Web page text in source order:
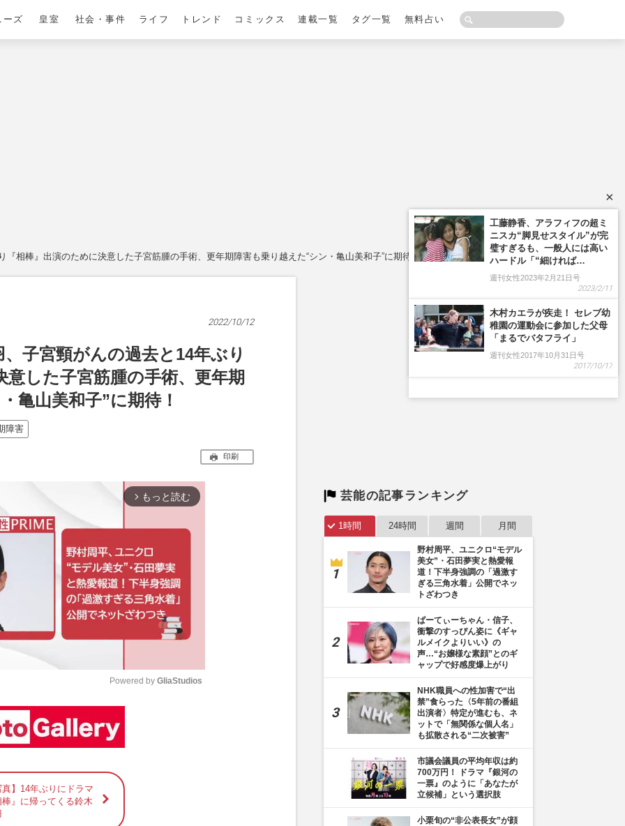
ーズ 皇室 社会・事件 ライフ トレンド コミックス 連載一覧 タグ一覧 無料占い
相棒』出演のために決意した子宮筋腫の手術、更年期障害も乗り越えた“シン・亀山美和子”に期待！
2022/10/12
子宮頸がんの過去と14年ぶり
した子宮筋腫の手術、更年期
亀山美和子”に期待！
障害
印刷
arrow_forward_ios もっと読む
Powered by GliaStudios
真】14年ぶりにドラマ
棒』に帰ってくる鈴木
芸能の記事ランキング
1時間 24時間 週間 月間
野村周平、ユニクロ“モデル
美女”・石田夢実と熱愛報
道！下半身強調の「過激す
ぎる三角水着」公開でネッ
トざわつき
ぱーてぃーちゃん・信子、
衝撃のすっぴん姿に《ギャ
ルメイクよりいい》の
声…“お嬢様な素顔”とのギ
ャップで好感度爆上がり
NHK職員への性加害で“出
禁”食らった〈5年前の番組
出演者〉特定が進むも、ネ
ットで「無関係な個人名」
も拡散される“二次被害”
市議会議員の平均年収は約
700万円！ ドラマ『銀河の
一票』のように「あなたが
立候補」という選択肢
小栗旬の“非公表長女”が顔
×